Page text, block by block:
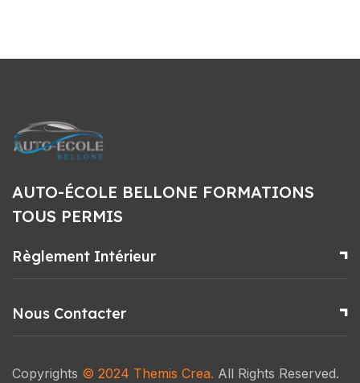
AUTO-ÉCOLE BELLONE FORMATIONS
TOUS PERMIS
Règlement Intérieur
Nous Contacter
Copyrights © 2024 Themis Crea. All Rights Reserved.